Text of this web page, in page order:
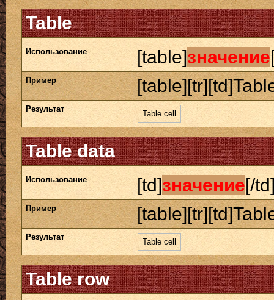
Table
Использование [table]значение
Пример
Результат
Table cell
Table data
Использование [td]значение[/
Пример
Результат
Table cell
Table row